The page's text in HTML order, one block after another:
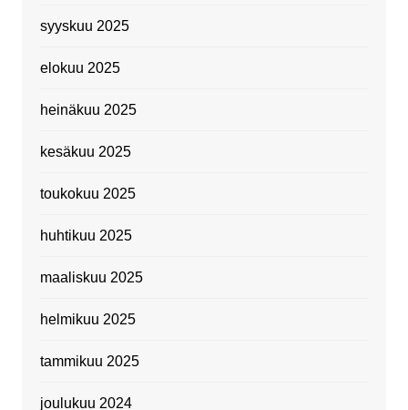
syyskuu 2025
elokuu 2025
heinäkuu 2025
kesäkuu 2025
toukokuu 2025
huhtikuu 2025
maaliskuu 2025
helmikuu 2025
tammikuu 2025
joulukuu 2024